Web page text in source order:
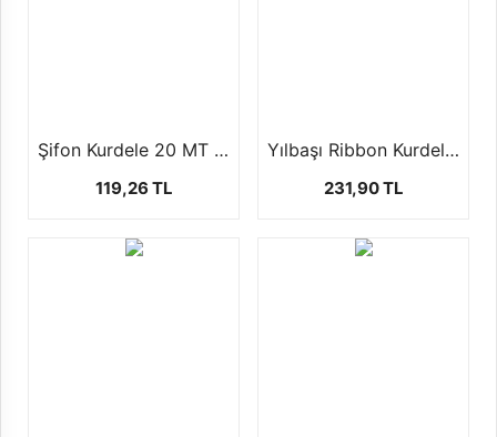
Şifon Kurdele 20 MT 2 Farklı Boyutta
119,26 TL
Yılbaşı Ribbon Kurdele ( +-10 - 2,5cm )
231,90 TL